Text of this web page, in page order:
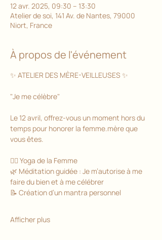
12 avr. 2025, 09:30 – 13:30
Atelier de soi, 141 Av. de Nantes, 79000
Niort, France
À propos de l'événement
✨ ATELIER DES MÈRE-VEILLEUSES ✨
"Je me célèbre"
Le 12 avril, offrez-vous un moment hors du
temps pour honorer la femme.mère que
vous êtes.
🧘‍♀️ Yoga de la Femme
🌿 Méditation guidée : Je m’autorise à me
faire du bien et à me célébrer
📝 Création d’un mantra personnel
Afficher plus